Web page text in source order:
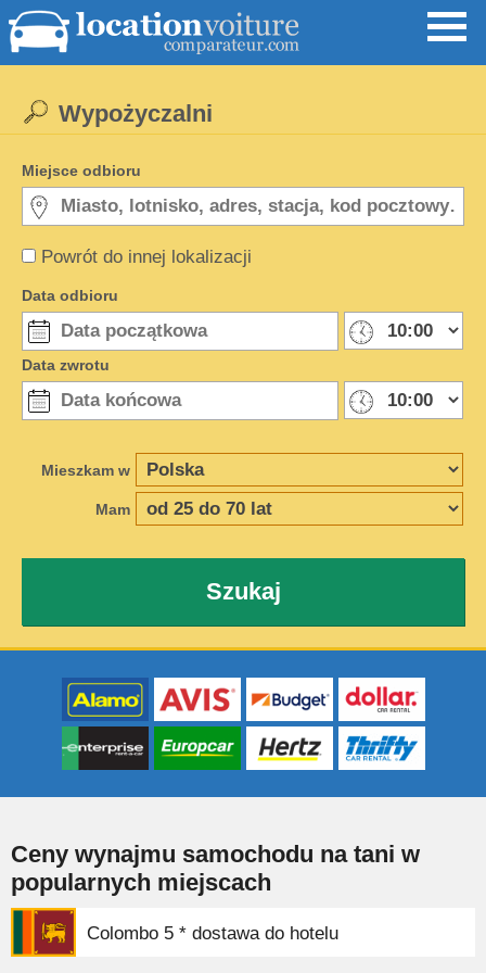
Powrót do innej lokalizacji
Wypożyczalni
Miejsce odbioru
Data odbioru
Data zwrotu
Mieszkam w
Mam
Szukaj
Ceny wynajmu samochodu na tani w
popularnych miejscach
Colombo 5 * dostawa do hotelu